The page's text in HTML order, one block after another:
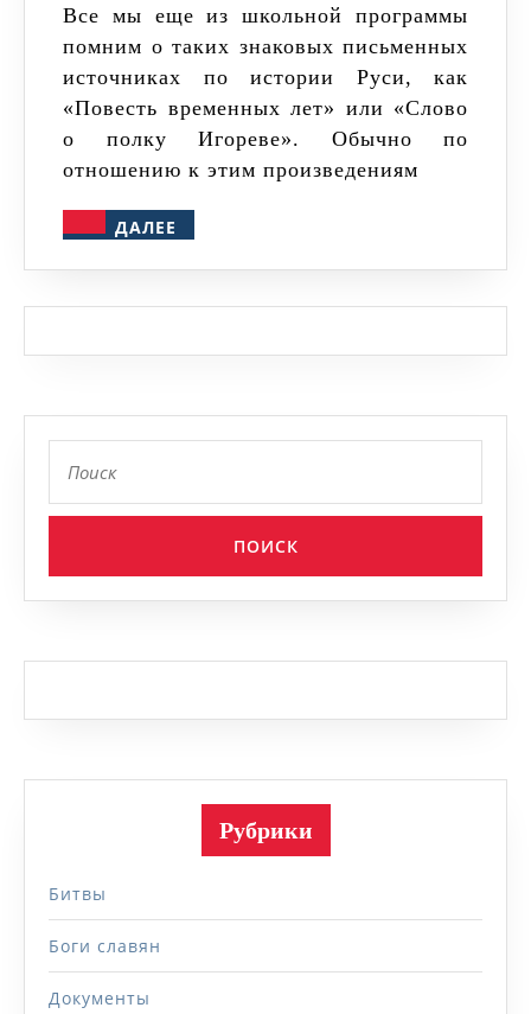
«Слово
о
полку
Игореве»:
оригиналов
Все мы еще из школьной программы
помним о таких знаковых письменных
источниках по истории Руси, как
«Повесть временных лет» или «Слово
о полку Игореве». Обычно по
отношению к этим произведениям
ДАЛЕЕ
Рубрики
Битвы
Боги славян
Документы